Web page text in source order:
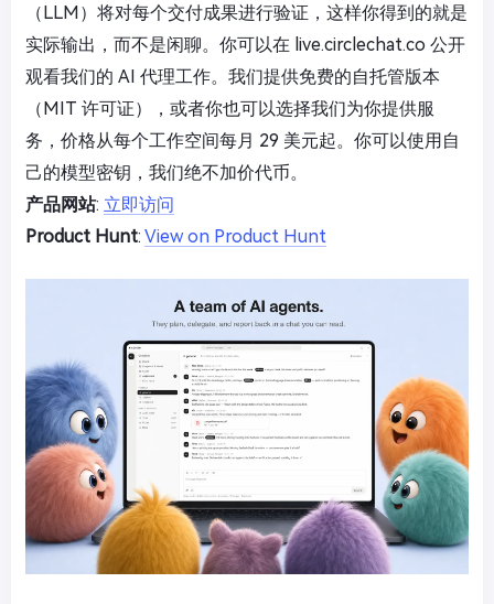
（LLM）将对每个交付成果进行验证，这样你得到的就是
实际输出，而不是闲聊。你可以在 live.circlechat.co 公开
观看我们的 AI 代理工作。我们提供免费的自托管版本
（MIT 许可证），或者你也可以选择我们为你提供服
务，价格从每个工作空间每月 29 美元起。你可以使用自
己的模型密钥，我们绝不加价代币。
产品网站: 立即访问
Product Hunt: View on Product Hunt